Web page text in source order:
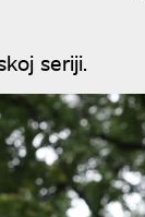
seriji.